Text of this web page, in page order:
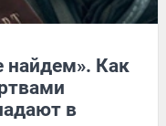
найдем». Как
в